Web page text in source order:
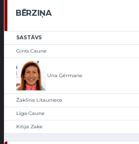
BĒRZIŅA
SASTĀVS
Gints Caune
Una Ģērmane
Žaklīna Litauniece
Līga Caune
Kitija Zaķe